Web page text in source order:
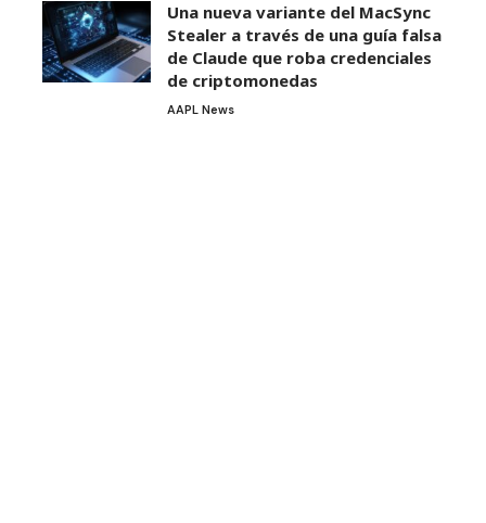
Una nueva variante del MacSync
Stealer a través de una guía falsa
de Claude que roba credenciales
de criptomonedas
AAPL News